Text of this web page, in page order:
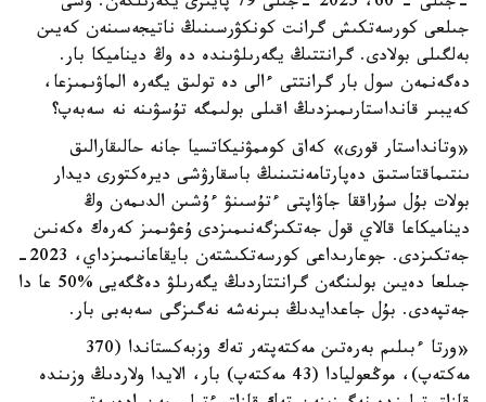
جىلعى كورسەتكىش گرانت كونكۋرسىنىڭ ناتيجەسىنەن كەيىن
بەلگىلى بولادى. گرانتتىڭ يگەرىلۋىندە دە وڭ ديناميكا بار.
دەگەنمەن سول بار گرانتتى ءالى دە تولىق يگەرە الماۋىمىزعا،
كەيبىر قانداستارىمىزدىڭ اقىلى بولىمگە تۇسۋىنە نە سەبەپ؟
«وتانداستار قورى» كەاق كوممۋنيكاتسيا جانە حالىقارالىق
ىنتىماقتاستىق دەپارتامەنتىنىڭ باسقارۋشى ديرەكتورى ديدار
بولات بۇل سۇراققا جاۋاپتى ءتۇسىنۋ ءۇشىن الدىمەن وڭ
ديناميكاعا قالاي قول جەتكىزگەنىمىزدى ۇعۋىمىز كەرەك ەكەنىن
جەتكىزدى. جوعارىداعى كورسەتكىشتەن بايقاعانىمىزداي، 2023-
جىلعا دەيىن بولىنگەن گرانتتاردىڭ يگەرىلۋ دەڭگەيى %50 عا دا
جەتپەدى. بۇل جاعدايدىڭ بىرنەشە نەگىزگى سەبەبى بار.
«ورتا ءبىلىم بەرەتىن مەكتەپتەر تەك وزبەكستاندا (370
مەكتەپ)، موڭعوليادا (43 مەكتەپ) بار، الايدا ولاردىڭ وزىندە